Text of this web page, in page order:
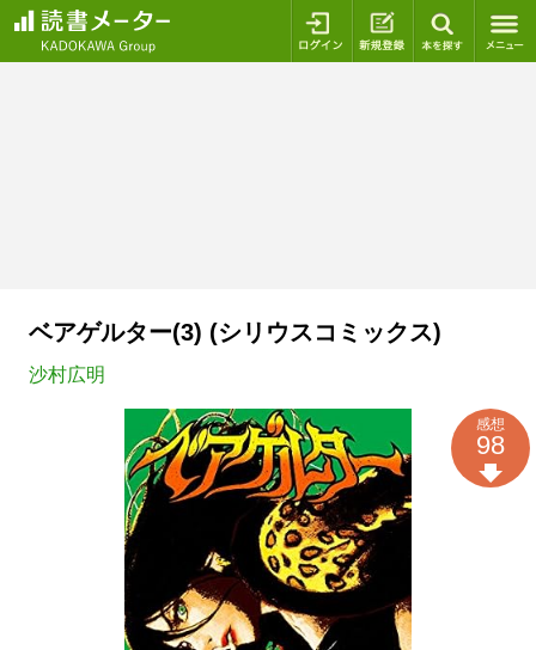
ログイン 新規登録
ベアゲルター(3) (シリウスコミックス)
沙村広明
感想
98